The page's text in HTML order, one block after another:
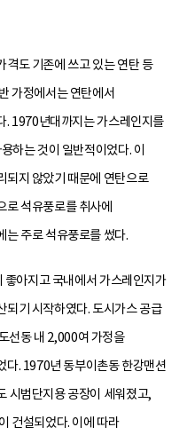
격도 기존에 쓰고 있는 연탄 등
가정에서는 연탄에서
. 1970년대까지는 가스레인지를
하는 것이 일반적이었다. 이
되지 않았기 때문에 연탄으로
로 석유풍로를 취사에
는 주로 석유풍로를 썼다.
아지고 국내에서 가스레인지가
되기 시작하였다. 도시가스 공급
선동 내 2,000여 가정을
다. 1970년 동부이촌동 한강맨션
시범단지용 공장이 세워졌고,
건설되었다. 이에 따라